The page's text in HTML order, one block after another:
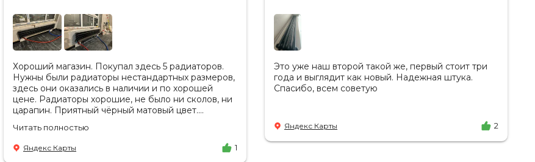
Хороший магазин. Покупал здесь 5 радиаторов.
Нужны были радиаторы нестандартных размеров,
здесь они оказались в наличии и по хорошей
цене. Радиаторы хорошие, не было ни сколов, ни
царапин. Приятный чёрный матовый цвет.
разъяснения. Так же отмечу, что хорошая
доставка в срок, учли высоту паркинга, проблем
не было.
Читать полностью
Яндекс Карты 1
Это уже наш второй такой же, первый стоит три
года и выглядит как новый. Надежная штука.
Спасибо, всем советую
Яндекс Карты 2